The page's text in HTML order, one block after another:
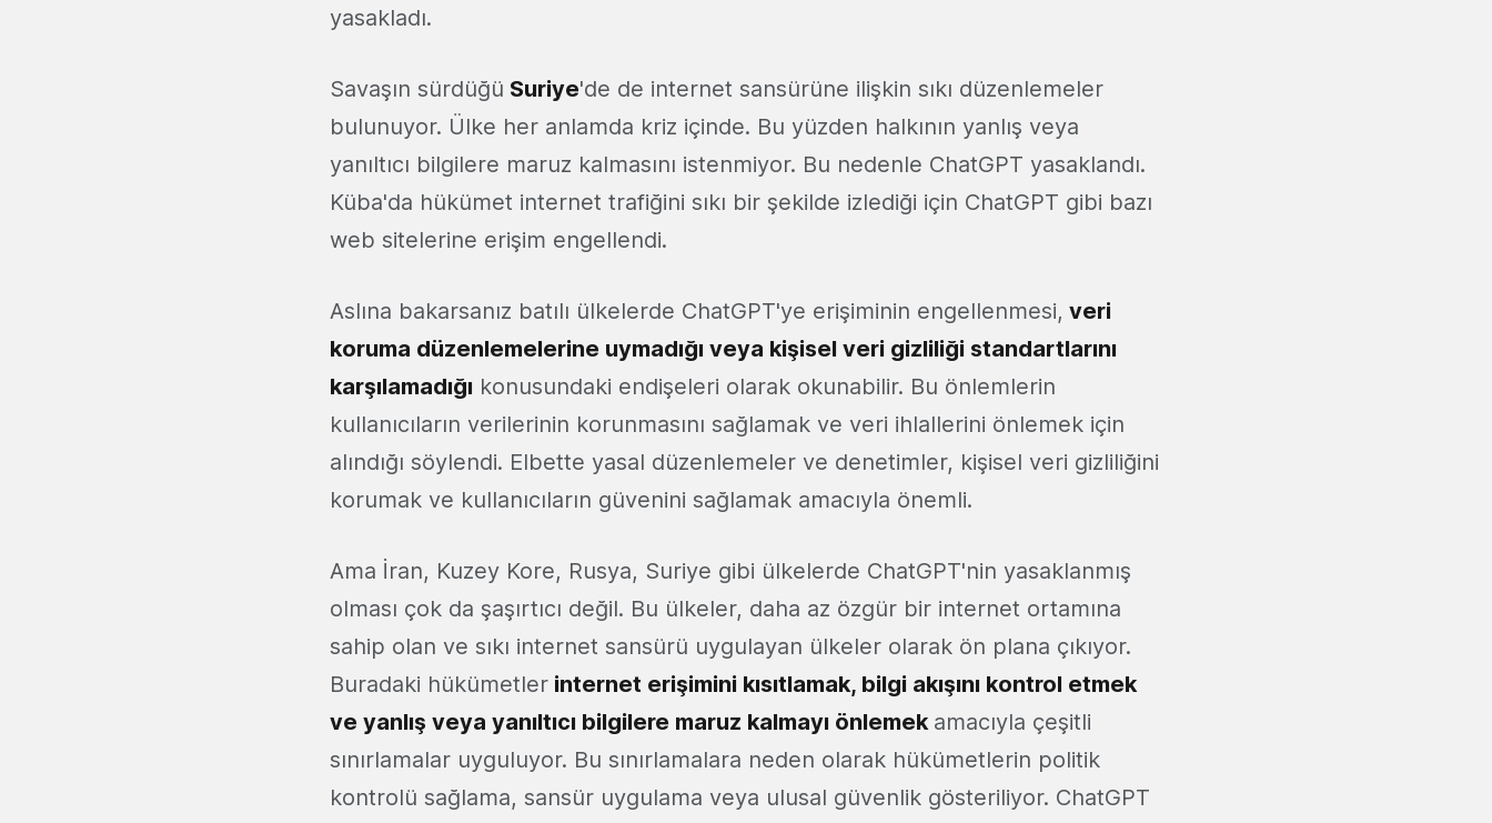
yasakladı.
Savaşın sürdüğü Suriye'de de internet sansürüne ilişkin sıkı düzenlemeler
bulunuyor. Ülke her anlamda kriz içinde. Bu yüzden halkının yanlış veya
yanıltıcı bilgilere maruz kalmasını istenmiyor. Bu nedenle ChatGPT yasaklandı.
Küba'da hükümet internet trafiğini sıkı bir şekilde izlediği için ChatGPT gibi bazı
web sitelerine erişim engellendi.
Aslına bakarsanız batılı ülkelerde ChatGPT'ye erişiminin engellenmesi, veri
koruma düzenlemelerine uymadığı veya kişisel veri gizliliği standartlarını
karşılamadığı konusundaki endişeleri olarak okunabilir. Bu önlemlerin
kullanıcıların verilerinin korunmasını sağlamak ve veri ihlallerini önlemek için
alındığı söylendi. Elbette yasal düzenlemeler ve denetimler, kişisel veri gizliliğini
korumak ve kullanıcıların güvenini sağlamak amacıyla önemli.
Ama İran, Kuzey Kore, Rusya, Suriye gibi ülkelerde ChatGPT'nin yasaklanmış
olması çok da şaşırtıcı değil. Bu ülkeler, daha az özgür bir internet ortamına
sahip olan ve sıkı internet sansürü uygulayan ülkeler olarak ön plana çıkıyor.
Buradaki hükümetler internet erişimini kısıtlamak, bilgi akışını kontrol etmek
ve yanlış veya yanıltıcı bilgilere maruz kalmayı önlemek amacıyla çeşitli
sınırlamalar uyguluyor. Bu sınırlamalara neden olarak hükümetlerin politik
kontrolü sağlama, sansür uygulama veya ulusal güvenlik gösteriliyor. ChatGPT